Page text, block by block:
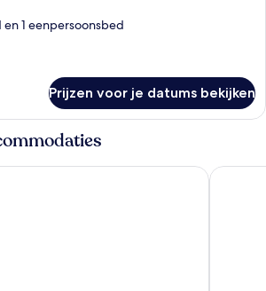
1 eenpersoonsbed
Prijzen voor je datums bekijken
ibis